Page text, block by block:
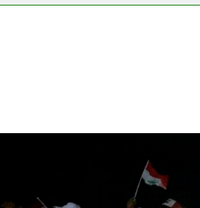
للموت / راي الفلسفة التجريدية للانسان